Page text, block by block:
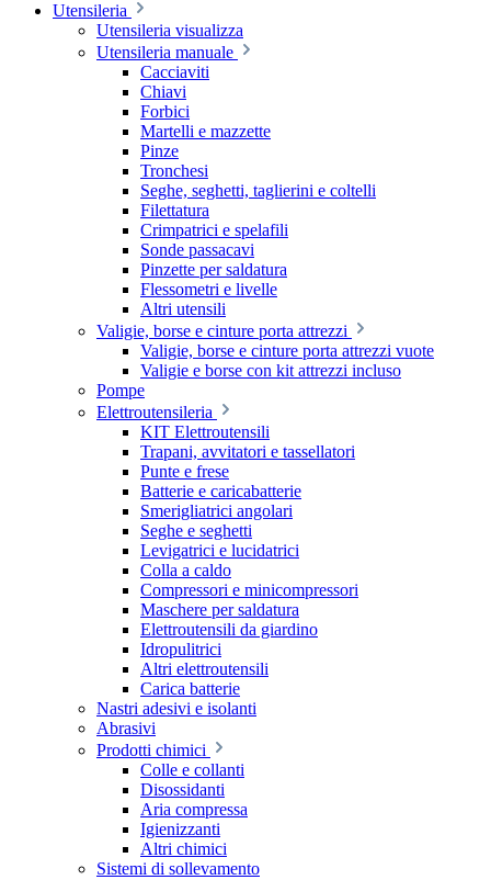
Utensileria
Utensileria visualizza
Utensileria manuale
Cacciaviti
Chiavi
Forbici
Martelli e mazzette
Pinze
Tronchesi
Seghe, seghetti, taglierini e coltelli
Filettatura
Crimpatrici e spelafili
Sonde passacavi
Pinzette per saldatura
Flessometri e livelle
Altri utensili
Valigie, borse e cinture porta attrezzi
Valigie, borse e cinture porta attrezzi vuote
Valigie e borse con kit attrezzi incluso
Pompe
Elettroutensileria
KIT Elettroutensili
Trapani, avvitatori e tassellatori
Punte e frese
Batterie e caricabatterie
Smerigliatrici angolari
Seghe e seghetti
Levigatrici e lucidatrici
Colla a caldo
Compressori e minicompressori
Maschere per saldatura
Elettroutensili da giardino
Idropulitrici
Altri elettroutensili
Carica batterie
Nastri adesivi e isolanti
Abrasivi
Prodotti chimici
Colle e collanti
Disossidanti
Aria compressa
Igienizzanti
Altri chimici
Sistemi di sollevamento